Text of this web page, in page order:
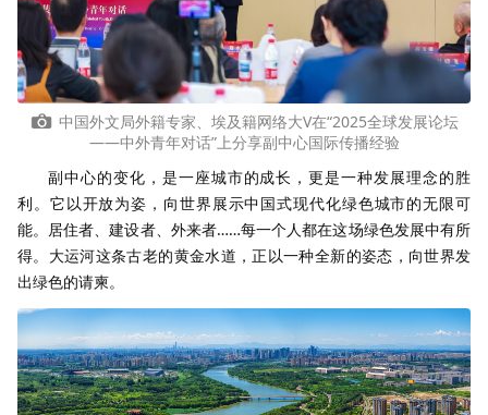
中国外文局外籍专家、埃及籍网络大V在“2025全球发展论坛
——中外青年对话”上分享副中心国际传播经验
副中心的变化，是一座城市的成长，更是一种发展理念的胜
利。它以开放为姿，向世界展示中国式现代化绿色城市的无限可
能。居住者、建设者、外来者……每一个人都在这场绿色发展中有所
得。大运河这条古老的黄金水道，正以一种全新的姿态，向世界发
出绿色的请柬。